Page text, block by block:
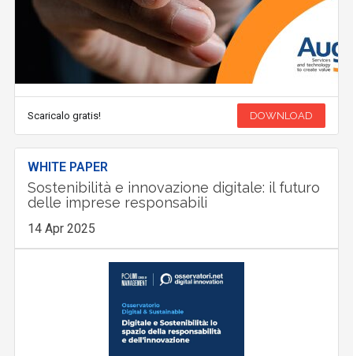
Scaricalo gratis! DOWNLOAD
WHITE PAPER
Sostenibilità e innovazione digitale: il futuro
delle imprese responsabili
14 Apr 2025